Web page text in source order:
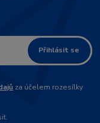
Přihlásit se
za účelem rozesílky